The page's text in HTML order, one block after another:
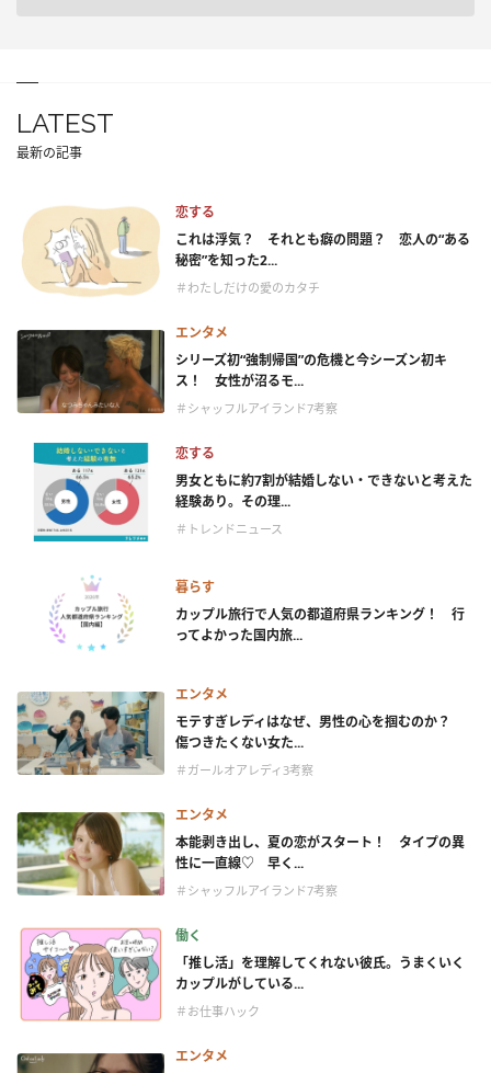
LATEST
最新の記事
恋する
これは浮気？ それとも癖の問題？ 恋人の“ある
秘密”を知った2...
＃わたしだけの愛のカタチ
エンタメ
シリーズ初“強制帰国”の危機と今シーズン初キ
ス！ 女性が沼るモ...
＃シャッフルアイランド7考察
恋する
男女ともに約7割が結婚しない・できないと考えた
経験あり。その理...
＃トレンドニュース
暮らす
カップル旅行で人気の都道府県ランキング！ 行
ってよかった国内旅...
エンタメ
モテすぎレディはなぜ、男性の心を掴むのか？
傷つきたくない女た...
＃ガールオアレディ3考察
エンタメ
本能剥き出し、夏の恋がスタート！ タイプの異
性に一直線♡ 早く...
＃シャッフルアイランド7考察
働く
「推し活」を理解してくれない彼氏。うまくいく
カップルがしている...
＃お仕事ハック
エンタメ